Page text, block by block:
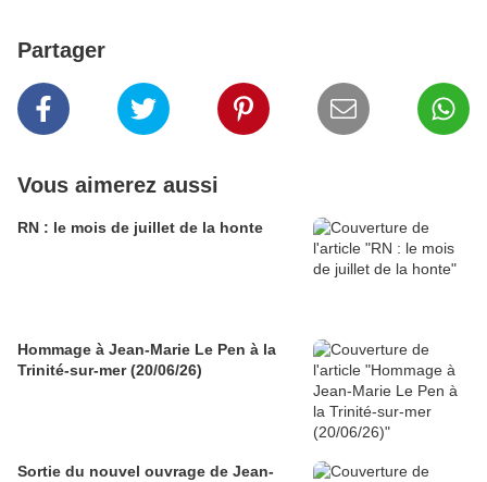
Partager
Vous aimerez aussi
RN : le mois de juillet de la honte
Hommage à Jean-Marie Le Pen à la
Trinité-sur-mer (20/06/26)
Sortie du nouvel ouvrage de Jean-